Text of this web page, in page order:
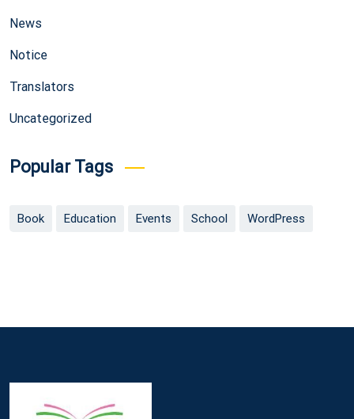
News
Notice
Translators
Uncategorized
Popular Tags
Book Education Events School WordPress